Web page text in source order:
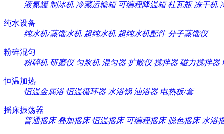
液氮罐 制冰机 冷藏运输箱 可编程降温箱 杜瓦瓶 冻干机
纯水设备
纯水机/蒸馏水机 超纯水机 超纯水机配件 分子蒸馏仪
粉碎混匀
粉碎机 研磨仪 匀浆机 混匀器 扩散仪 搅拌器 磁力搅拌器
恒温加热
恒温金属浴 恒温循环器 水浴锅 油浴器 电热板/套
摇床振荡器
普通摇床 叠加摇床 恒温摇床 可编程摇床 脱色摇床 水浴